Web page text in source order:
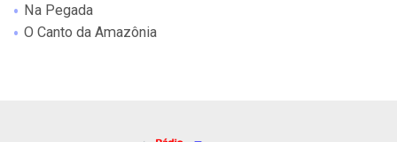
Na Pegada
O Canto da Amazônia